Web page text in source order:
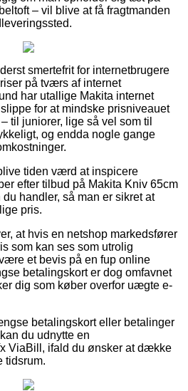
– vil blive at få fragtmanden
smertefrit for internetbrugere
på tværs af internet
har utallige Makita internet
for at mindske prisniveauet
til juniorer, lige så vel som til
og endda nogle gange
tiden værd at inspicere
efter tilbud på Makita Kniv 65cm
handler, så man er sikret at
pris.
at hvis en netshop markedsfører
som kan ses som utrolig
et bevis på en fup online
betalingskort er dog omfavnet
dig som køber overfor uægte e-
betalingskort eller betalinger
du udnytte en
ViaBill, ifald du ønsker at dække
tidsrum.